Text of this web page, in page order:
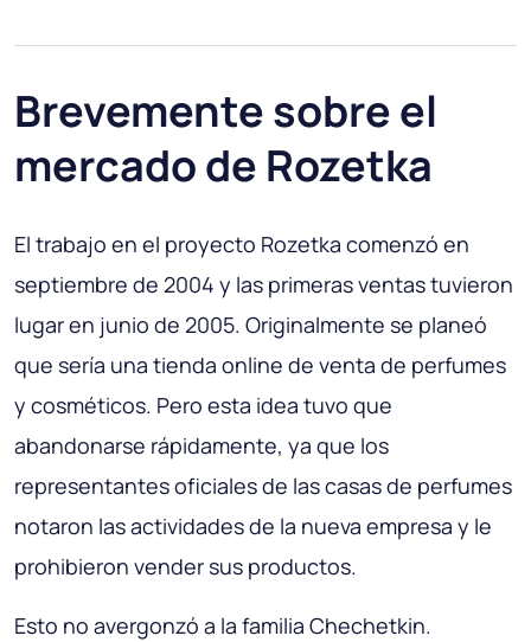
Brevemente sobre el
mercado de Rozetka
El trabajo en el proyecto Rozetka comenzó en
septiembre de 2004 y las primeras ventas tuvieron
lugar en junio de 2005. Originalmente se planeó
que sería una tienda online de venta de perfumes
y cosméticos. Pero esta idea tuvo que
abandonarse rápidamente, ya que los
representantes oficiales de las casas de perfumes
notaron las actividades de la nueva empresa y le
prohibieron vender sus productos.
Esto no avergonzó a la familia Chechetkin.